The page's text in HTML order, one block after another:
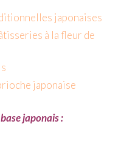
japonaises
à la fleur de
japonaise
japonais :